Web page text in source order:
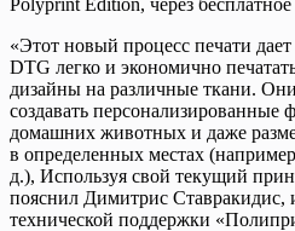
«Этот новый процесс печати
DTG легко и экономично
дизайны на различные ткани.
создавать персонализированные
домашних животных и даже
в определенных местах
д.), Используя свой текущий
пояснил Димитрис
технической поддержки